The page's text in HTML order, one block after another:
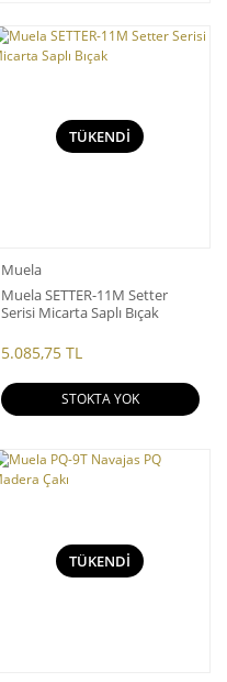
TÜKENDİ
Muela
Muela SETTER-11M Setter
Serisi Micarta Saplı Bıçak
5.085,75 TL
STOKTA YOK
TÜKENDİ